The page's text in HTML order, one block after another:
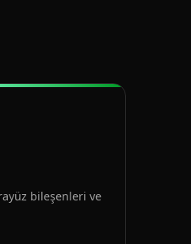
bileşenleri ve